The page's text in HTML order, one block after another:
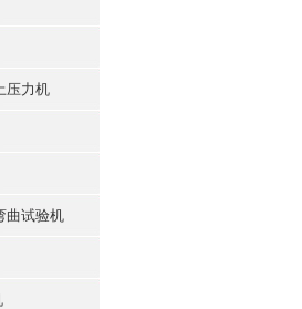
压力机
曲试验机